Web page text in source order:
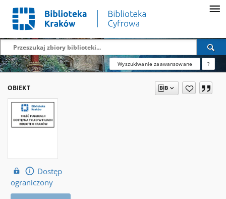
Wyszukiwanie zaawansowane ?
OBIEKT
Dostęp
ograniczony